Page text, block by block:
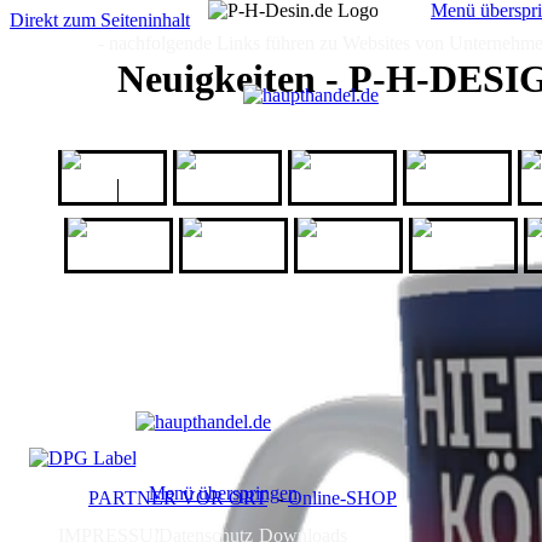
Direkt zum Seiteninhalt
Neuigkeiten - P-H-
Menü
- nachfolgende Links führen zu Websites von
kurz-mal-
Menü überspringen
Datenschutz Downloads
PARTNER VOR ORT-Online-SHOP